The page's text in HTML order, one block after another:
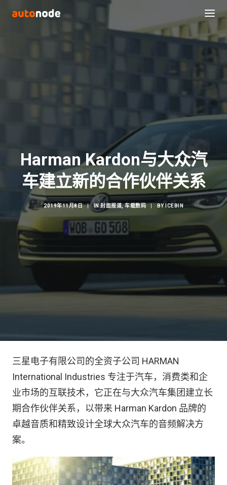
Search
Harman Kardon与大众汽
车建立新的合作伙伴关系
2019年11月8日 | IN封面报道,车载数码 BY ICEBIN
三星电子有限公司的全资子公司 HARMAN
International Industries 专注于汽车，消费类和企
业市场的互联技术，它正在与大众汽车集团建立长
期合作伙伴关系，以带来 Harman Kardon 品牌的
卓越音质和精致设计全球大众汽车的音频解决方
案。